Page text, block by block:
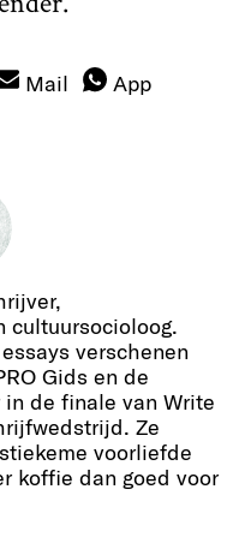
Mail App
cultuursocioloog.
verschenen
Gids en de
de finale van Write
Ze
voorliefde
koffie dan goed voor